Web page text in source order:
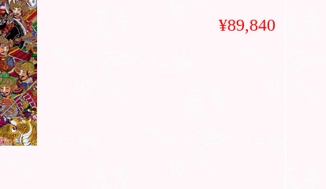
¥89,840